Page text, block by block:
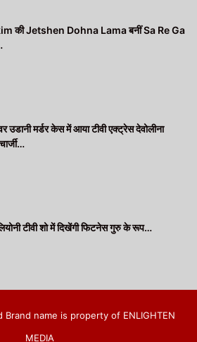
की Jetshen Dohna Lama बनीं Sa Re Ga
उडानी मर्डर केस में आया टीवी एक्ट्रेस देवोलीना
टीवी शो में दिखेंगी फिटनेस गुरु के रूप…
Brand name is property of ENLIGHTEN
MEDIA